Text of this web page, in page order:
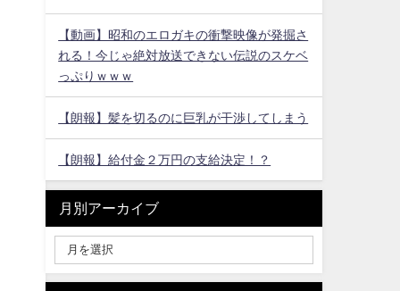
【動画】昭和のエロガキの衝撃映像が発掘さ
れる！今じゃ絶対放送できない伝説のスケベ
っぷりｗｗｗ
【朗報】髪を切るのに巨乳が干渉してしまう
【朗報】給付金２万円の支給決定！？
月別アーカイブ